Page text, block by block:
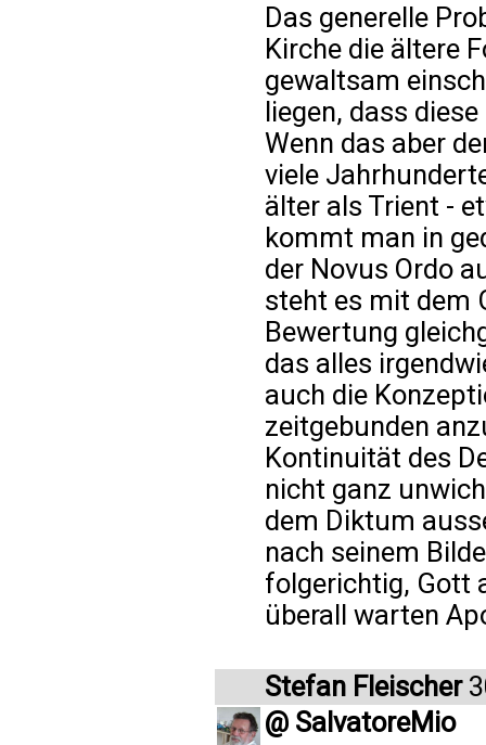
Das generelle
Kirche die ältere
gewaltsam
liegen, dass
Wenn das aber
viele
älter als Trient -
kommt man in
der Novus Ordo
steht es mit dem
Bewertung
das alles
auch die
zeitgebunden
Kontinuität des
nicht ganz
dem Diktum
nach seinem
folgerichtig, Gott
überall warten
Stefan Fleischer
@ SalvatoreMio